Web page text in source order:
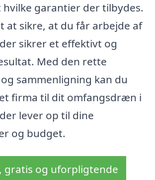
hvilke garantier der tilbydes.
at sikre, at du får arbejde af
sikrer et effektivt og
Med den rette
sammenligning kan du
firma til dit omfangsdræn i
lever op til dine
og budget.
gratis og uforpligtende